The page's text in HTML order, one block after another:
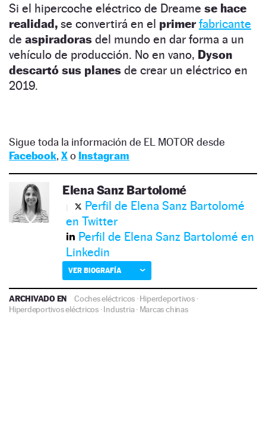
Si el hipercoche eléctrico de Dreame se hace
realidad, se convertirá en el primerfabricante
de aspiradoras del mundo en dar forma a un
vehículo de producción. No en vano, Dyson
descartó sus planes de crear un eléctrico en
2019.
Sigue toda la información de EL MOTOR desde
Facebook, Xo Instagram
Elena Sanz Bartolomé
Perfil de Elena Sanz Bartolomé
en Twitter
Perfil de Elena Sanz Bartolomé en
Linkedin
VER BIOGRAFÍA
ARCHIVADO EN Coches eléctricos ·Hiperdeportivos·
Hiperdeportivos eléctricos ·Industria· Marcas chinas